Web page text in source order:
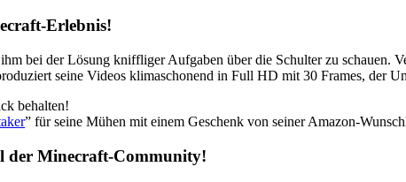
Erlebnis!
bei der Lösung kniffliger Aufgaben über die Schulter zu schauen.
seine Videos klimaschonend in Full HD mit 30 Frames, der
behalten!
” für seine Mühen mit einem Geschenk von seiner Amazon-
der Minecraft-Community!